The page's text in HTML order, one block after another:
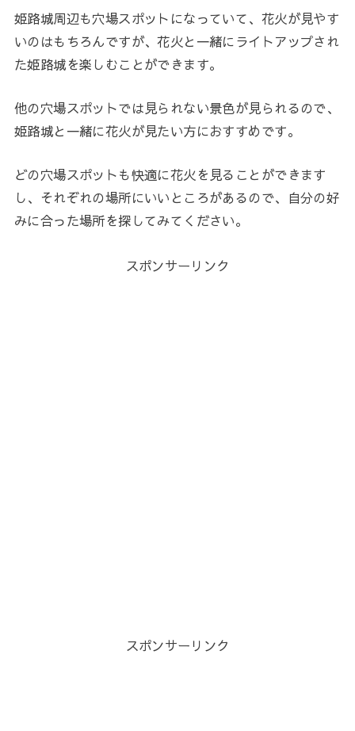
姫路城周辺も穴場スポットになっていて、花火が見やす
いのはもちろんですが、花火と一緒にライトアップされ
た姫路城を楽しむことができます。
他の穴場スポットでは見られない景色が見られるので、
姫路城と一緒に花火が見たい方におすすめです。
どの穴場スポットも快適に花火を見ることができます
し、それぞれの場所にいいところがあるので、自分の好
みに合った場所を探してみてください。
スポンサーリンク
スポンサーリンク